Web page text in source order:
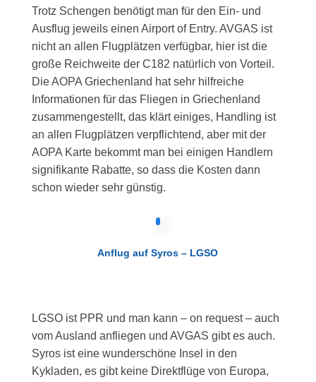
Trotz Schengen benötigt man für den Ein- und
Ausflug jeweils einen Airport of Entry. AVGAS ist
nicht an allen Flugplätzen verfügbar, hier ist die
große Reichweite der C182 natürlich von Vorteil.
Die AOPA Griechenland hat sehr hilfreiche
Informationen für das Fliegen in Griechenland
zusammengestellt, das klärt einiges, Handling ist
an allen Flugplätzen verpflichtend, aber mit der
AOPA Karte bekommt man bei einigen Handlern
signifikante Rabatte, so dass die Kosten dann
schon wieder sehr günstig.
Anflug auf Syros – LGSO
LGSO ist PPR und man kann – on request – auch
vom Ausland anfliegen und AVGAS gibt es auch.
Syros ist eine wunderschöne Insel in den
Kykladen, es gibt keine Direktflüge von Europa,